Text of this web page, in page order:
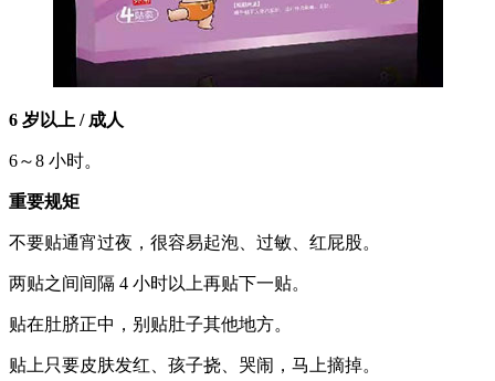
6 岁以上 / 成人
6～8 小时。
重要规矩
不要贴通宵过夜，很容易起泡、过敏、红屁股。
两贴之间间隔 4 小时以上再贴下一贴。
贴在肚脐正中，别贴肚子其他地方。
贴上只要皮肤发红、孩子挠、哭闹，马上摘掉。